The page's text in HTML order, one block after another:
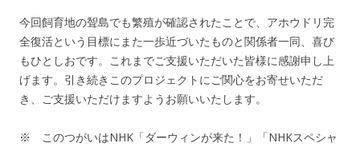
今回飼育地の聟島でも繁殖が確認されたことで、アホウドリ完
全復活という目標にまた一歩近づいたものと関係者一同、喜び
もひとしおです。これまでご支援いただいた皆様に感謝申し上
げます。引き続きこのプロジェクトにご関心をお寄せいただ
き、ご支援いただけますようお願いいたします。
※ このつがいはNHK「ダーウィンが来た！」「NHKスペシャ